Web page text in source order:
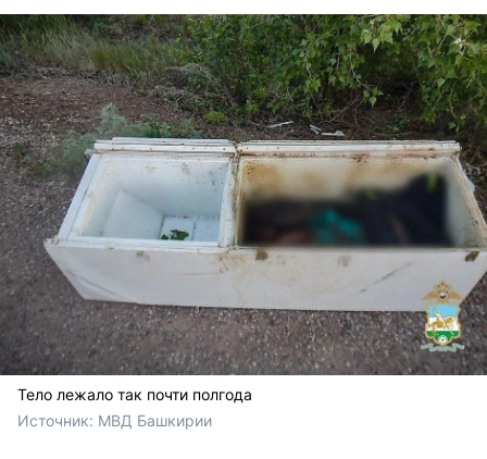
Тело лежало так почти полгода
Источник: МВД Башкирии